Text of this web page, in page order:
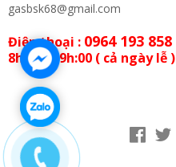
gasbsk68@gmail.com
Điện thoại : 0964 193 858
8h:00 - 19h:00 ( cả ngày lễ )